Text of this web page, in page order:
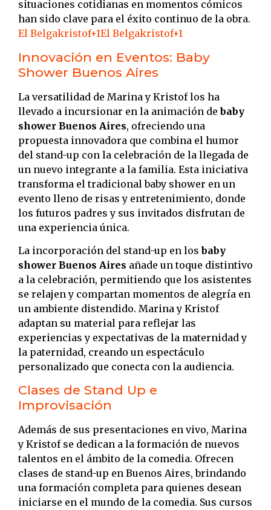
situaciones cotidianas en momentos cómicos
han sido clave para el éxito continuo de la obra.
El Belgakristof+1El Belgakristof+1
Innovación en Eventos: Baby
Shower Buenos Aires
La versatilidad de Marina y Kristof los ha
llevado a incursionar en la animación debaby
shower Buenos Aires, ofreciendo una
propuesta innovadora que combina el humor
del stand-up con la celebración de la llegada de
un nuevo integrante a la familia. Esta iniciativa
transforma el tradicional baby shower en un
evento lleno de risas y entretenimiento, donde
los futuros padres y sus invitados disfrutan de
una experiencia única.
La incorporación del stand-up en losbaby
shower Buenos Aires añade un toque distintivo
a la celebración, permitiendo que los asistentes
se relajen y compartan momentos de alegría en
un ambiente distendido. Marina y Kristof
adaptan su material para reflejar las
experiencias y expectativas de la maternidad y
la paternidad, creando un espectáculo
personalizado que conecta con la audiencia.
Clases de Stand Up e
Improvisación
Además de sus presentaciones en vivo, Marina
y Kristof se dedican a la formación de nuevos
talentos en el ámbito de la comedia. Ofrecen
clases de stand-up en Buenos Aires, brindando
una formación completa para quienes desean
iniciarse en el mundo de la comedia. Sus cursos